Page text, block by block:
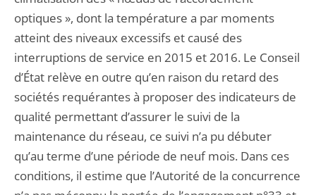
optiques », dont la température a par moments
atteint des niveaux excessifs et causé des
interruptions de service en 2015 et 2016. Le Conseil
d’État relève en outre qu’en raison du retard des
sociétés requérantes à proposer des indicateurs de
qualité permettant d’assurer le suivi de la
maintenance du réseau, ce suivi n’a pu débuter
qu’au terme d’une période de neuf mois. Dans ces
conditions, il estime que l’Autorité de la concurrence